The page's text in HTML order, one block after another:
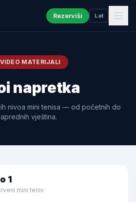
Rezerviši Lat
VIDEO MATERIJALI
napretka
nivoa mini tenisa — od početnih do
vještina.
1
mini tenis